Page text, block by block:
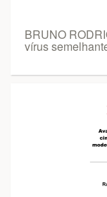
BRUNO
vírus